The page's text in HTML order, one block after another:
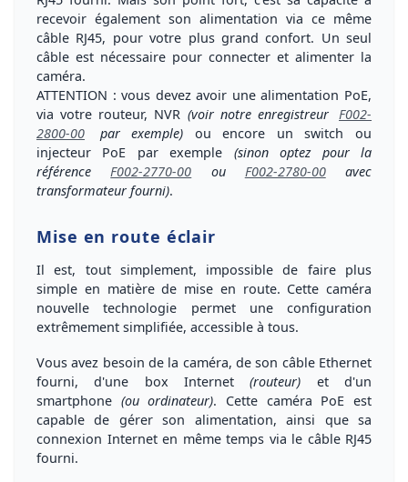
recevoir également son alimentation via ce même
câble RJ45, pour votre plus grand confort. Un seul
câble est nécessaire pour connecter et alimenter la
caméra.
ATTENTION : vous devez avoir une alimentation PoE,
via votre routeur, NVR (voir notre enregistreur
F002-
2800-00
par exemple) ou encore un switch ou
injecteur PoE par exemple (sinon optez pour la
référence
F002-2770-00 ou F002-2780-00
avec
transformateur fourni).
Mise en route éclair
Il est, tout simplement, impossible de faire plus
simple en matière de mise en route. Cette caméra
nouvelle technologie permet une configuration
extrêmement simplifiée, accessible à tous.
Vous avez besoin de la caméra, de son câble Ethernet
fourni, d'une box Internet(routeur) et d'un
smartphone (ou ordinateur). Cette caméra PoE est
capable de gérer son alimentation, ainsi que sa
connexion Internet en même temps via le câble RJ45
fourni.